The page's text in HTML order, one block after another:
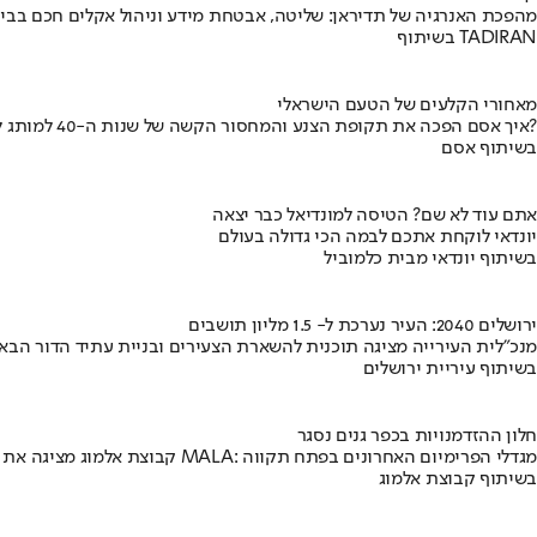
מהפכת האנרגיה של תדיראן: שליטה, אבטחת מידע וניהול אקלים חכם
בשיתוף TADIRAN
מאחורי הקלעים של הטעם הישראלי
איך אסם הפכה את תקופת הצנע והמחסור הקשה של שנות ה-40 למותג לאומי?
בשיתוף אסם
אתם עוד לא שם? הטיסה למונדיאל כבר יצאה
יונדאי לוקחת אתכם לבמה הכי גדולה בעולם
בשיתוף יונדאי מבית כלמוביל
ירושלים 2040: העיר נערכת ל- 1.5 מליון תושבים
מנכ"לית העירייה מציגה תוכנית להשארת הצעירים ובניית עתיד הדור
בשיתוף עיריית ירושלים
חלון ההזדמנויות בכפר גנים נסגר
קבוצת אלמוג מציגה את פרויקט MALA: מגדלי הפרימיום האחרונים בפתח תקווה
בשיתוף קבוצת אלמוג